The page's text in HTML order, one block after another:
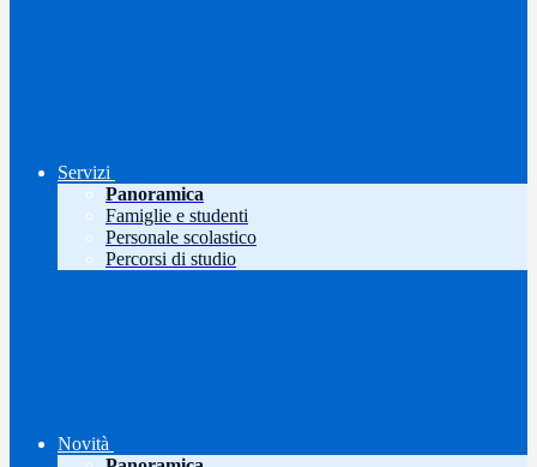
Servizi
Panoramica
Famiglie e studenti
Personale scolastico
Percorsi di studio
Novità